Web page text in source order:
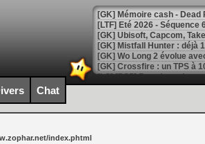
[LTF] Eté 2026 - Séquence
[GK] Mistfall Hunter : déjà
[GK] Wo Long 2 évolue
[GK] Crossfire : un TPS à
[LS] [PS5] Premiers
Chat
index.phtml